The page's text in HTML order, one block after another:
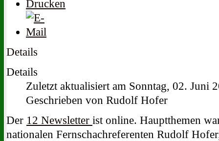
Details
Details
Zuletzt aktualisiert am Sonntag, 02. Juni
Geschrieben von Rudolf Hofer
Der 12 Newsletter ist online. Hauptthemen
nationalen Fernschachreferenten Rudolf